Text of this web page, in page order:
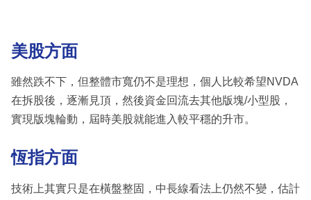
美股方面
雖然跌不下，但整體市寬仍不是理想，個人比較希望NVDA
在拆股後，逐漸見頂，然後資金回流去其他版塊/小型股，
實現版塊輪動，屆時美股就能進入較平穩的升市。
恆指方面
技術上其實只是在橫盤整固，中長線看法上仍然不變，估計